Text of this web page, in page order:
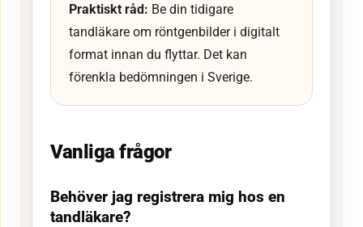
Praktiskt råd: Be din tidigare
tandläkare om röntgenbilder i digitalt
format innan du flyttar. Det kan
förenkla bedömningen i Sverige.
Vanliga frågor
Behöver jag registrera mig hos en
tandläkare?